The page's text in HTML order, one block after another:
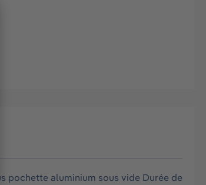
pochette aluminium sous vide Durée de